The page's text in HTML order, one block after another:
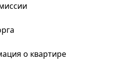
о квартире